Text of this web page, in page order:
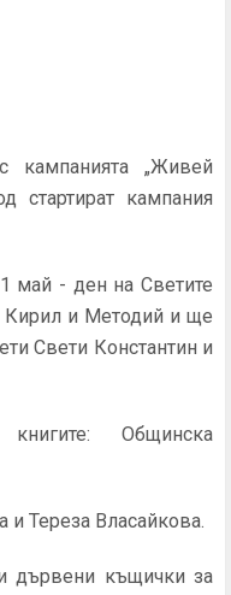
кампанията „Живей
стартират кампания
май - ден на Светите
Кирил и Методий и ще
Свети Константин и
Общинска
и Тереза Власайкова.
дървени къщички за